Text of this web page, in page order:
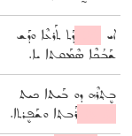
ܐܝ
ܕܰܬ ܬܰܪܥܶܐ ܘܕܰܫ
ܫܰܒܳܟܶܐ ܣܶܡܰܩܬܐ ܝܐ.
ܒܷܬ݂ܪܶܗ ܕܘ ܒܰܝܬܐ ܟܝܬ
ܪܰܒܬ݂ܐ ܘܫܰܦܷܪܬܐ.